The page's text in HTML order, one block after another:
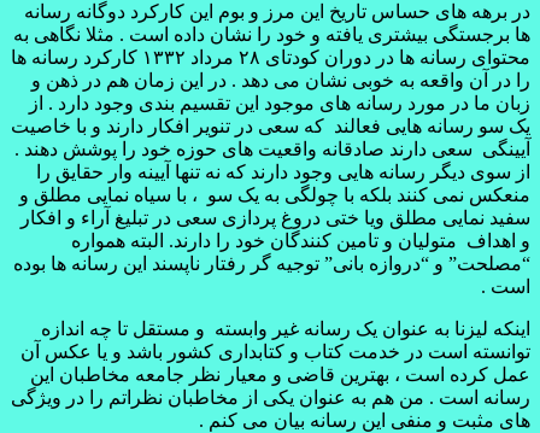
در برهه های حساس تاریخ این مرز و بوم این کارکرد دوگانه رسانه
ها برجستگی بیشتری یافته و خود را نشان داده است . مثلا نگاهی به
محتوای رسانه ها در دوران کودتای ۲۸ مرداد ۱۳۳۲ کارکرد رسانه ها
را در آن واقعه به خوبی نشان می دهد . در این زمان هم در ذهن و
زبان ما در مورد رسانه های موجود این تقسیم بندی وجود دارد . از
یک سو رسانه هایی فعالند که سعی در تنویر افکار دارند و با خاصیت
آیینگی سعی دارند صادقانه واقعیت های حوزه خود را پوشش دهند .
از سوی دیگر رسانه هایی وجود دارند که نه تنها آیینه وار حقایق را
منعکس نمی کنند بلکه با چولگی به یک سو ، با سیاه نمایی مطلق و
سفید نمایی مطلق ویا ختی دروغ پردازی سعی در تبلیغ آراء و افکار
و اهداف متولیان و تامین کنندگان خود را دارند. البته همواره
“مصلحت” و “دروازه بانی” توجیه گر رفتار ناپسند این رسانه ها بوده
است .
اینکه لیزنا به عنوان یک رسانه غیر وابسته و مستقل تا چه اندازه
توانسته است در خدمت کتاب و کتابداری کشور باشد و یا عکس آن
عمل کرده است ، بهترین قاضی و معیار نظر جامعه مخاطبان این
رسانه است . من هم به عنوان یکی از مخاطبان نظراتم را در ویژگی
های مثبت و منفی این رسانه بیان می کنم .